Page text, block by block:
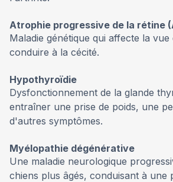
Atrophie progressive de la rétine
Maladie génétique qui affecte la
conduire à la cécité.
Hypothyroïdie
Dysfonctionnement de la glande
entraîner une prise de poids, une
d'autres symptômes.
Myélopathie dégénérative
Une maladie neurologique
chiens plus âgés, conduisant à une